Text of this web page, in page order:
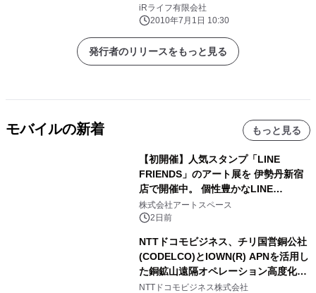
リニューアルしました
iRライフ有限会社
2010年7月1日 10:30
発行者のリリースをもっと見る
モバイルの新着 もっと見る
【初開催】人気スタンプ「LINE
FRIENDS」のアート展を 伊勢丹新宿
店で開催中。 個性豊かなLINE
FRIENDSの仲間たちが インテリアア
ートとして新たな魅力を発信。
株式会社アートスペース
2日前
NTTドコモビジネス、チリ国営銅公社
(CODELCO)とIOWN(R) APNを活用し
た銅鉱山遠隔オペレーション高度化に
向けた調査・実証を開始
NTTドコモビジネス株式会社